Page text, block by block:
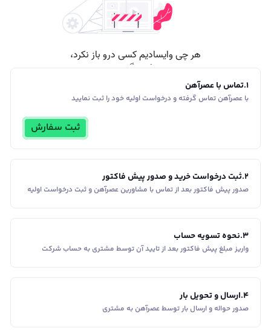
1
.تماس با عصرآهن
با عصرآهن تماس گرفته و درخواست اولیه خود را ثبت نمایید
ثبت سفارش
2
.ثبت درخواست خرید و صدور پیش فاکتور
صدور پیش فاکتور بعد از تماس با مشاورین عصر‌آهن و ثبت درخواست اولیه
3
.نحوه تسویه حساب
واریز مبلغ پیش فاکتور بعد از تایید آن توسط مشتری به حساب شرکت
4
.ارسال و تحویل بار
صدور حواله و ارسال بار توسط عصرآهن به مشتری